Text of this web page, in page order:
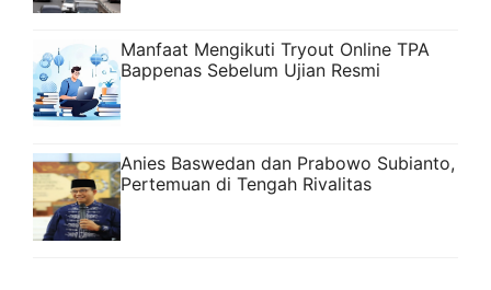
Manfaat Mengikuti Tryout Online TPA
Bappenas Sebelum Ujian Resmi
Anies Baswedan dan Prabowo Subianto,
Pertemuan di Tengah Rivalitas